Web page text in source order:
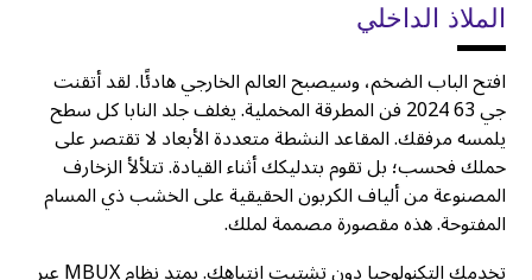
الملاذ الداخلي
افتح الباب الضخم، وسيصبح العالم الخارجي هادئًا. لقد أتقنت
جي 63 2024 فن المطرقة المخملية. يغلف جلد النابا كل سطح
يلمسه مرفقك. المقاعد النشطة متعددة الأبعاد لا تقتصر على
حملك فحسب؛ بل تقوم بتدليكك أثناء القيادة. تتلألأ الزخارف
المصنوعة من ألياف الكربون الحقيقية على الخشب ذي المسام
المفتوحة. هذه مقصورة مصممة لملك.